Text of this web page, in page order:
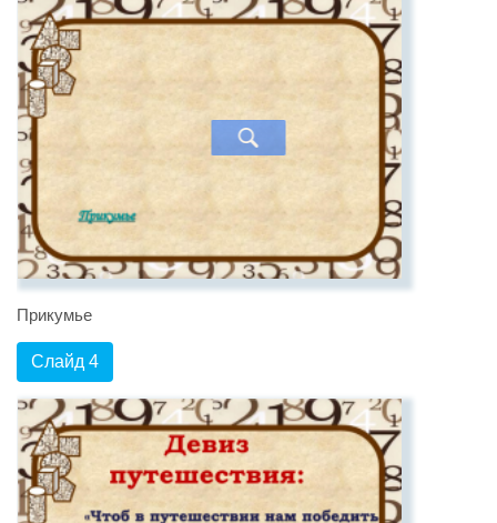
Прикумье
Слайд 4